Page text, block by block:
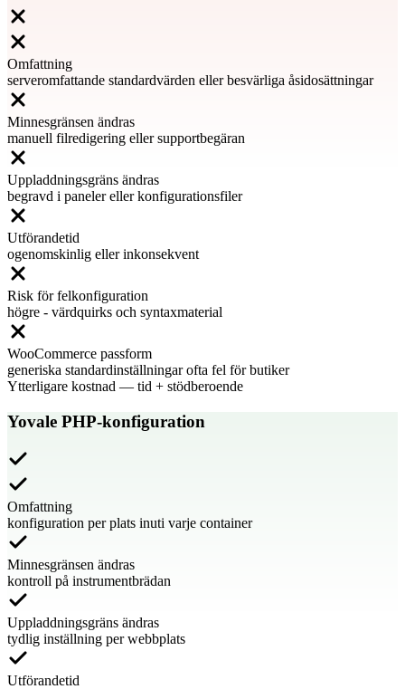
Omfattning
serveromfattande standardvärden eller besvärliga åsidosättningar
Minnesgränsen ändras
manuell filredigering eller supportbegäran
Uppladdningsgräns ändras
begravd i paneler eller konfigurationsfiler
Utförandetid
ogenomskinlig eller inkonsekvent
Risk för felkonfiguration
högre - värdquirks och syntaxmaterial
WooCommerce passform
generiska standardinställningar ofta fel för butiker
Ytterligare kostnad — tid + stödberoende
Yovale PHP-konfiguration
Omfattning
konfiguration per plats inuti varje container
Minnesgränsen ändras
kontroll på instrumentbrädan
Uppladdningsgräns ändras
tydlig inställning per webbplats
Utförandetid